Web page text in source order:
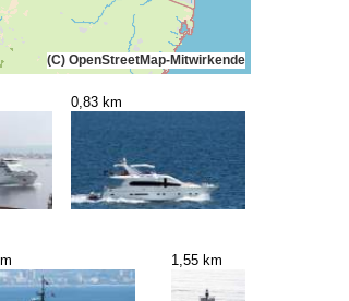
(C) OpenStreetMap-Mitwirkende
0,83 km
1,55 km